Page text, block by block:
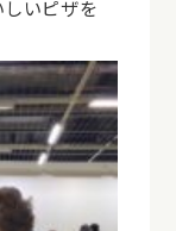
しいピザを